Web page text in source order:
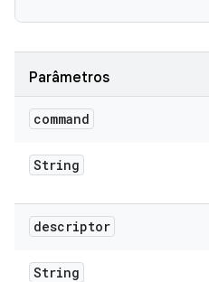
Parâmetros
command
String
descriptor
String